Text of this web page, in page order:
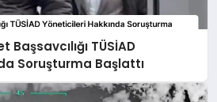
TÜSİAD
Soruşturma Başlattı